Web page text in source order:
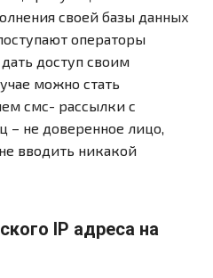
своей базы данных
операторы
доступ своим
можно стать
смс- рассылки с
– не доверенное лицо,
вводить никакой
IP адреса на